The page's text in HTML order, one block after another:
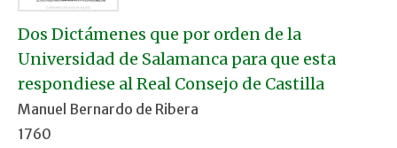
Dos Dictámenes que por orden de la
Universidad de Salamanca para que esta
respondiese al Real Consejo de Castilla
Manuel Bernardo de Ribera
1760